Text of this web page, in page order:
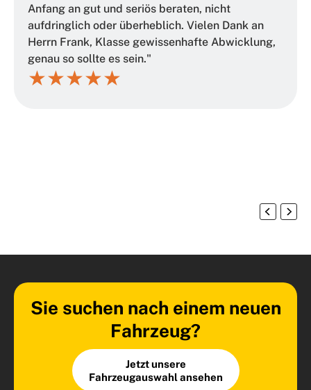
Anfang an gut und seriös beraten, nicht
aufdringlich oder überheblich. Vielen Dank an
Herrn Frank, Klasse gewissenhafte Abwicklung,
genau so sollte es sein."
★★★★★
Sie suchen nach einem neuen
Fahrzeug?
Jetzt unsere
Fahrzeugauswahl ansehen